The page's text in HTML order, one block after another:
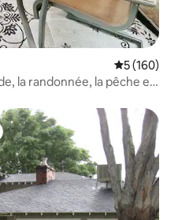
Évaluation
5 (160)
la randonnée, la pêche et
appréciés